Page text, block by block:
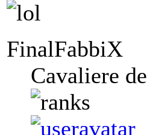
FinalFabbiX
Cavaliere